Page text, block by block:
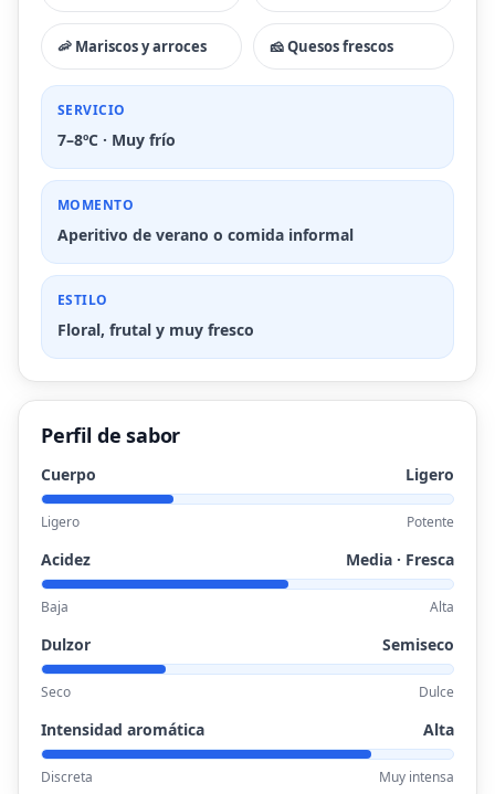
🦐 Mariscos y arroces 🧀 Quesos frescos
SERVICIO
7–8ºC · Muy frío
MOMENTO
Aperitivo de verano o comida informal
ESTILO
Floral, frutal y muy fresco
Perfil de sabor
Cuerpo Ligero
Ligero Potente
Acidez Media · Fresca
Baja Alta
Dulzor Semiseco
Seco Dulce
Intensidad aromática Alta
Discreta Muy intensa